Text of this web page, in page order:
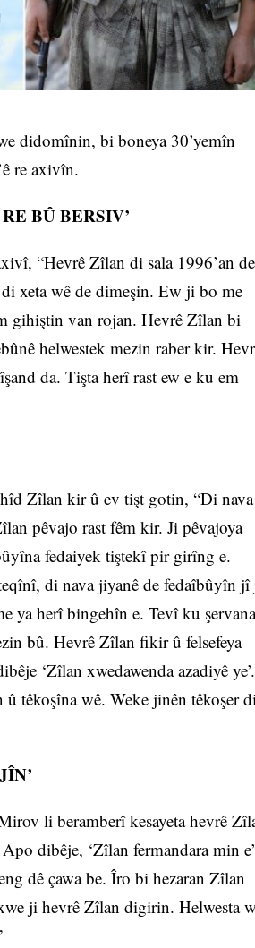
didomînin, bi boneya 30’yemîn
re axivîn.
BÛ BERSIV’
“Hevrê Zîlan di sala 1996’an
xeta wê de dimeşin. Ew ji bo me
gihiştin van rojan. Hevrê Zîlan bi
helwestek mezin raber kir.
da. Tişta herî rast ew e ku em
Zîlan kir û ev tişt gotin, “Di nava
pêvajo rast fêm kir. Ji pêvajoya
fedaiyek tiştekî pir girîng e.
di nava jiyanê de fedaîbûyîn
ya herî bingehîn e. Tevî ku şervana
bû. Hevrê Zîlan fikir û felsefeya
‘Zîlan xwedawenda azadiyê ye’.
têkoşîna wê. Weke jinên têkoşer
li beramberî kesayeta hevrê
dibêje, ‘Zîlan fermandara min
dê çawa be. Îro bi hezaran Zîlan
ji hevrê Zîlan digirin. Helwesta